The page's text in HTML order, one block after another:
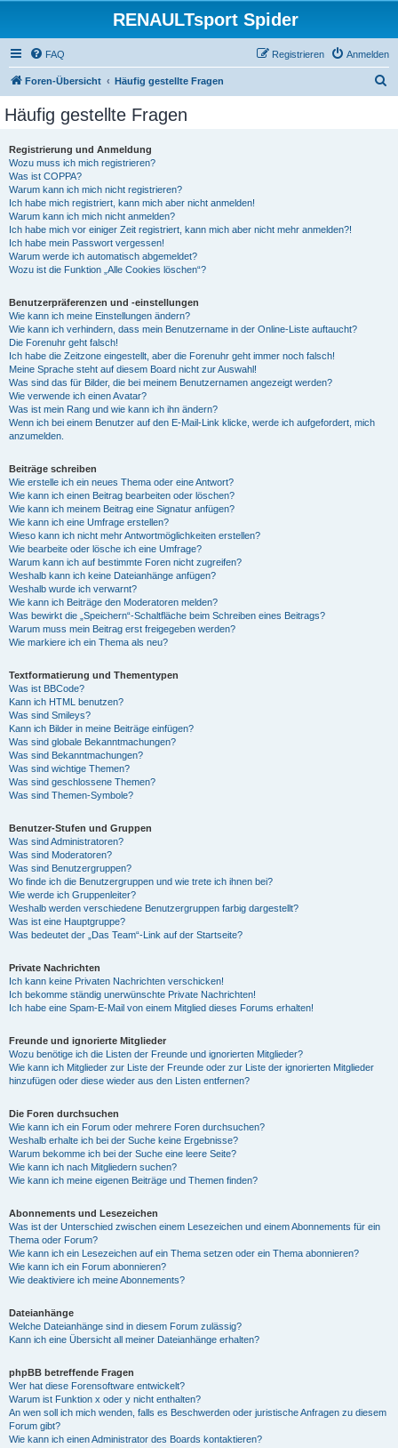
RENAULTsport Spider
FAQ Anmelden
Registrieren
Foren-Übersicht Häufig gestellte Fragen
Häufig gestellte Fragen
Registrierung und Anmeldung
Wozu muss ich mich registrieren?
Was ist COPPA?
Warum kann ich mich nicht registrieren?
Ich habe mich registriert, kann mich aber nicht anmelden!
Warum kann ich mich nicht anmelden?
Ich habe mich vor einiger Zeit registriert, kann mich aber nicht mehr anmelden?!
Ich habe mein Passwort vergessen!
Warum werde ich automatisch abgemeldet?
Wozu ist die Funktion „Alle Cookies löschen“?
Benutzerpräferenzen und -einstellungen
Wie kann ich meine Einstellungen ändern?
Wie kann ich verhindern, dass mein Benutzername in der Online-Liste auftaucht?
Die Forenuhr geht falsch!
Ich habe die Zeitzone eingestellt, aber die Forenuhr geht immer noch falsch!
Meine Sprache steht auf diesem Board nicht zur Auswahl!
Was sind das für Bilder, die bei meinem Benutzernamen angezeigt werden?
Wie verwende ich einen Avatar?
Was ist mein Rang und wie kann ich ihn ändern?
Wenn ich bei einem Benutzer auf den E-Mail-Link klicke, werde ich aufgefordert, mich
anzumelden.
Beiträge schreiben
Wie erstelle ich ein neues Thema oder eine Antwort?
Wie kann ich einen Beitrag bearbeiten oder löschen?
Wie kann ich meinem Beitrag eine Signatur anfügen?
Wie kann ich eine Umfrage erstellen?
Wieso kann ich nicht mehr Antwortmöglichkeiten erstellen?
Wie bearbeite oder lösche ich eine Umfrage?
Warum kann ich auf bestimmte Foren nicht zugreifen?
Weshalb kann ich keine Dateianhänge anfügen?
Weshalb wurde ich verwarnt?
Wie kann ich Beiträge den Moderatoren melden?
Was bewirkt die „Speichern“-Schaltfläche beim Schreiben eines Beitrags?
Warum muss mein Beitrag erst freigegeben werden?
Wie markiere ich ein Thema als neu?
Textformatierung und Thementypen
Was ist BBCode?
Kann ich HTML benutzen?
Was sind Smileys?
Kann ich Bilder in meine Beiträge einfügen?
Was sind globale Bekanntmachungen?
Was sind Bekanntmachungen?
Was sind wichtige Themen?
Was sind geschlossene Themen?
Was sind Themen-Symbole?
Benutzer-Stufen und Gruppen
Was sind Administratoren?
Was sind Moderatoren?
Was sind Benutzergruppen?
Wo finde ich die Benutzergruppen und wie trete ich ihnen bei?
Wie werde ich Gruppenleiter?
Weshalb werden verschiedene Benutzergruppen farbig dargestellt?
Was ist eine Hauptgruppe?
Was bedeutet der „Das Team“-Link auf der Startseite?
Private Nachrichten
Ich kann keine Privaten Nachrichten verschicken!
Ich bekomme ständig unerwünschte Private Nachrichten!
Ich habe eine Spam-E-Mail von einem Mitglied dieses Forums erhalten!
Freunde und ignorierte Mitglieder
Wozu benötige ich die Listen der Freunde und ignorierten Mitglieder?
Wie kann ich Mitglieder zur Liste der Freunde oder zur Liste der ignorierten Mitglieder
hinzufügen oder diese wieder aus den Listen entfernen?
Die Foren durchsuchen
Wie kann ich ein Forum oder mehrere Foren durchsuchen?
Weshalb erhalte ich bei der Suche keine Ergebnisse?
Warum bekomme ich bei der Suche eine leere Seite?
Wie kann ich nach Mitgliedern suchen?
Wie kann ich meine eigenen Beiträge und Themen finden?
Abonnements und Lesezeichen
Was ist der Unterschied zwischen einem Lesezeichen und einem Abonnements für ein
Thema oder Forum?
Wie kann ich ein Lesezeichen auf ein Thema setzen oder ein Thema abonnieren?
Wie kann ich ein Forum abonnieren?
Wie deaktiviere ich meine Abonnements?
Dateianhänge
Welche Dateianhänge sind in diesem Forum zulässig?
Kann ich eine Übersicht all meiner Dateianhänge erhalten?
phpBB betreffende Fragen
Wer hat diese Forensoftware entwickelt?
Warum ist Funktion x oder y nicht enthalten?
An wen soll ich mich wenden, falls es Beschwerden oder juristische Anfragen zu diesem
Forum gibt?
Wie kann ich einen Administrator des Boards kontaktieren?